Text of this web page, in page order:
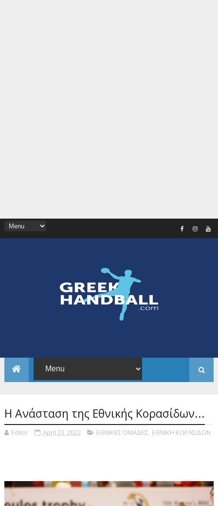
Η Ανάσταση της Εθνικής Κορασίδων...
Editor April 23, 2022 ΕΘΝΙΚΕΣ ΟΜΑΔΕΣ, ΕΘΝΙΚΗ ΚΟΡΑΣΙΔΩΝ